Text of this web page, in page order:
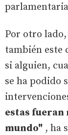
Por otro lado,
también este
si alguien,
se ha podido
estas fueran
mundo" , ha